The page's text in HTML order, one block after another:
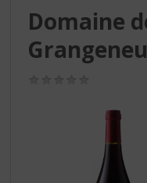
Domaine